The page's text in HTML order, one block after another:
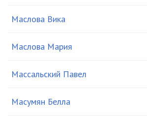
Маслова Вика
Маслова Мария
Массальский Павел
Масумян Белла